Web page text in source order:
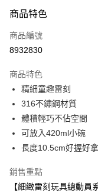
信用卡一次付款
超商取貨付款
Apple Pay
街口支付
悠遊付
Google Pay
大哥付你分期
相關說明
商品特色
商品編號
8932830
商品特色
精細童趣雷刻
316不鏽鋼材質
體積輕巧不佔空間
可放入420ml小碗
長度10.5cm好握好拿
銷售重點
【細緻雷刻玩具總動員